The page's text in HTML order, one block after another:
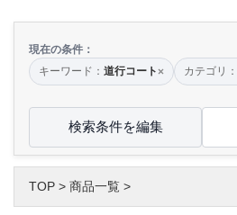
現在の条件：
キーワード： 道行コート× カテゴリ：
検索条件を編集
TOP > 商品一覧 >